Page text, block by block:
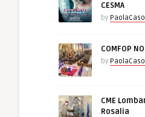
CESMA
by
COMFOP
by
CME
Rosalia